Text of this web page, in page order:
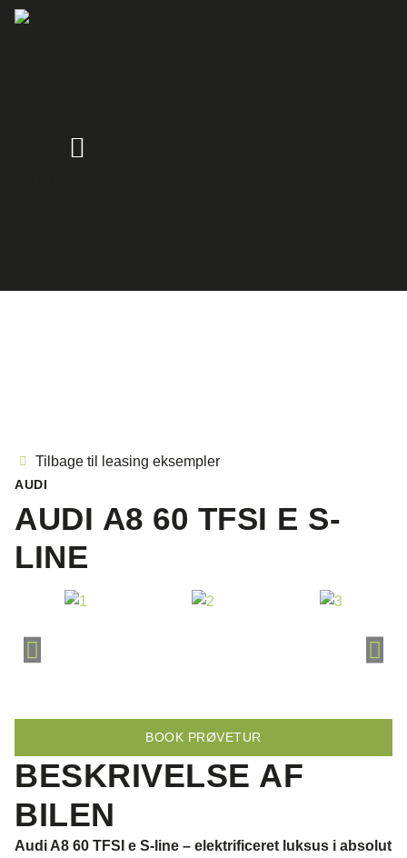
Tilbage til leasing eksempler
AUDI
AUDI A8 60 TFSI E S-
LINE
BOOK PRØVETUR
BESKRIVELSE AF
BILEN
Audi A8 60 TFSI e S-line – elektrificeret luksus i absolut